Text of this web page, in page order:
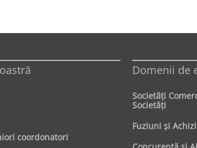
coordonatori
Domenii de
Societăţi
Societăţi
Fuziuni şi